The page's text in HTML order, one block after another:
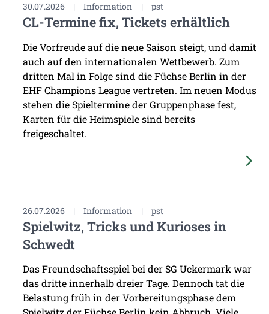
30.07.2026 | Information | pst
CL-Termine fix, Tickets erhältlich
Die Vorfreude auf die neue Saison steigt, und damit
auch auf den internationalen Wettbewerb. Zum
dritten Mal in Folge sind die Füchse Berlin in der
EHF Champions League vertreten. Im neuen Modus
stehen die Spieltermine der Gruppenphase fest,
Karten für die Heimspiele sind bereits
freigeschaltet.
26.07.2026 | Information | pst
Spielwitz, Tricks und Kurioses in
Schwedt
Das Freundschaftsspiel bei der SG Uckermark war
das dritte innerhalb dreier Tage. Dennoch tat die
Belastung früh in der Vorbereitungsphase dem